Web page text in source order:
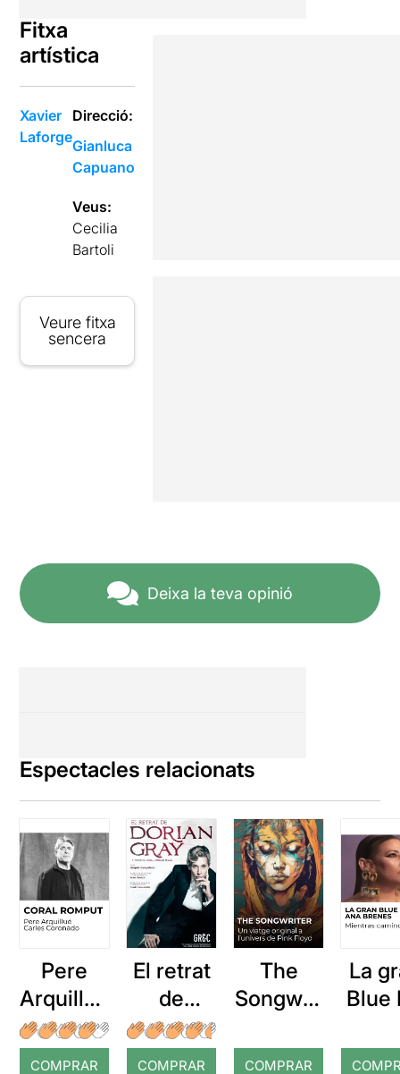
Fitxa
artística
Xavier
Laforge
Direcció:
Gianluca
Capuano
Veus:
Cecilia
Bartoli
Veure fitxa
sencera
Deixa la teva opinió
Espectacles relacionats
Pere
Arquillué
: Coral
romput
COMPRAR
El retrat
de
Dorian
Gray
COMPRAR
The
Songwrit
viatge
COMPRAR
La
Blue